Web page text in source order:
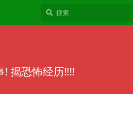
揭恐怖经历‼️‼️